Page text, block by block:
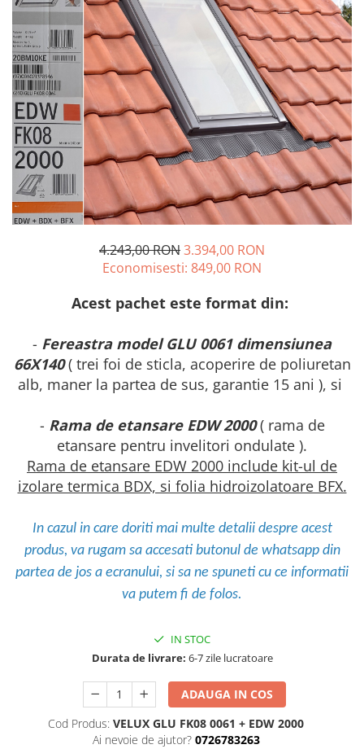
4.243,00 RON3.394,00 RON
Economisesti: 849,00 RON
Acest pachet este format din:
- Fereastra model GLU 0061 dimensiunea
66X140( trei foi de sticla, acoperire de poliuretan
alb, maner la partea de sus, garantie 15 ani ), si
- Rama de etansare EDW 2000( rama de
etansare pentru invelitori ondulate ).
Rama de etansare EDW 2000 include kit-ul de
izolare termica BDX, si folia hidroizolatoare BFX.
In cazul in care doriti mai multe detalii despre acest
produs, va rugam sa accesati butonul de whatsapp din
partea de jos a ecranului, si sa ne spuneti cu ce informatii
va putem fi de folos.
IN STOC
Durata de livrare: 6-7 zile lucratoare
ADAUGA IN COS
Cod Produs: VELUX GLU FK08 0061 + EDW 2000
Ai nevoie de ajutor? 0726783263